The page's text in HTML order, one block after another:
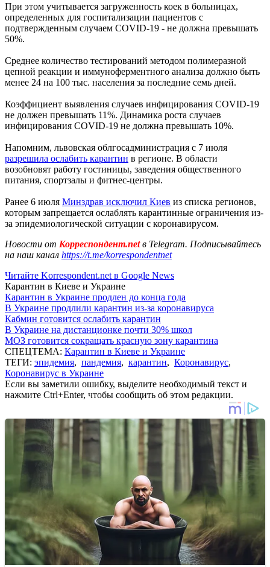
При этом учитывается загруженность коек в больницах,
определенных для госпитализации пациентов с
подтвержденным случаем COVID-19 - не должна превышать
50%.
Среднее количество тестирований методом полимеразной
цепной реакции и иммуноферментного анализа должно быть
менее 24 на 100 тыс. населения за последние семь дней.
Коэффициент выявления случаев инфицирования COVID-19
не должен превышать 11%. Динамика роста случаев
инфицирования COVID-19 не должна превышать 10%.
Напомним, львовская облгосадминистрация с 7 июля
разрешила ослабить карантин в регионе. В области
возобновят работу гостиницы, заведения общественного
питания, спортзалы и фитнес-центры.
Ранее 6 июля Минздрав исключил Киев из списка регионов,
которым запрещается ослаблять карантинные ограничения из-
за эпидемиологической ситуации с коронавирусом.
Новости от Корреспондент.netв Telegram. Подписывайтесь
на наш канал https://t.me/korrespondentnet
Читайте Korrespondent.net в Google News
Карантин в Киеве и Украине
Карантин в Украине продлен до конца года
В Украине продлили карантин из-за коронавируса
Кабмин готовится ослабить карантин
В Украине на дистанционке почти 30% школ
МОЗ готовится сокращать красную зону карантина
СПЕЦТЕМА: Карантин в Киеве и Украине
ТЕГИ: эпидемия, пандемия, карантин, Коронавирус,
Коронавирус в Украине
Если вы заметили ошибку, выделите необходимый текст и
нажмите Ctrl+Enter, чтобы сообщить об этом редакции.